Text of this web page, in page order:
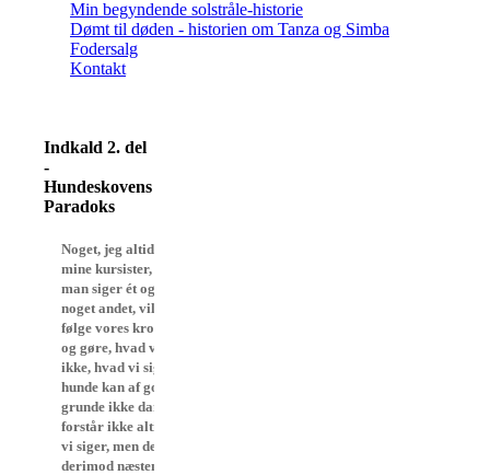
Min begyndende solstråle-historie
Dømt til døden - historien om Tanza og Simba
Fodersalg
Kontakt
Indkald 2. del
-
Hundeskovens
Paradoks
Noget, jeg altid lærer
mine kursister, er, at hvis
man siger ét og gør
noget andet, vil hunden
følge vores kropssprog
og gøre, hvad vi gør, -
ikke, hvad vi siger, for
hunde kan af gode
grunde ikke dansk, og de
forstår ikke altid, hvad
vi siger, men de forstår
derimod næsten altid